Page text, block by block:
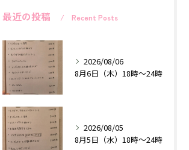
最近の投稿 Recent Posts
2026/08/06
8月6日（木）18時〜24時
2026/08/05
8月5日（水）18時〜24時